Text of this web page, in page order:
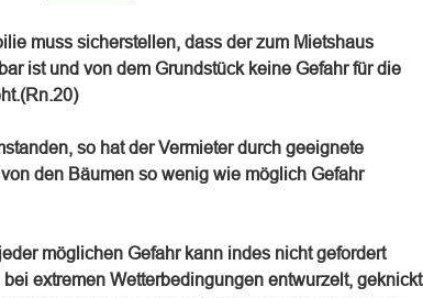
muss sicherstellen, dass der zum Mietshaus
ist und von dem Grundstück keine Gefahr für die
so hat der Vermieter durch geeignete
den Bäumen so wenig wie möglich Gefahr
möglichen Gefahr kann indes nicht gefordert
extremen Wetterbedingungen entwurzelt, geknickt